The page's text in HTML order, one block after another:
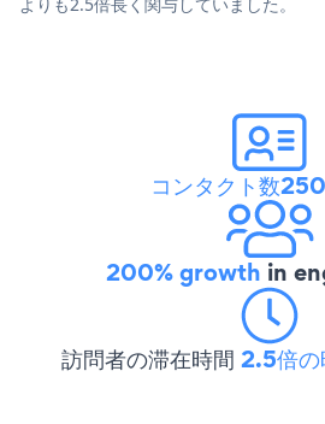
コンタクト数
200% growth in
訪問者の滞在時間 2.5倍の